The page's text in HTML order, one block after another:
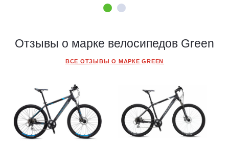
Отзывы о марке велосипедов Green
ВСЕ ОТЗЫВЫ О МАРКЕ GREEN